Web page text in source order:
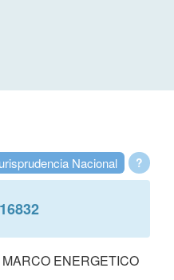
?
Nacional
ENERGETICO